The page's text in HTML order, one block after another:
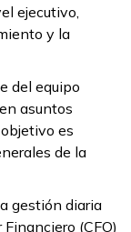
ejecutivo,
y la
del equipo
asuntos
es
de la
gestión diaria
(CFO)